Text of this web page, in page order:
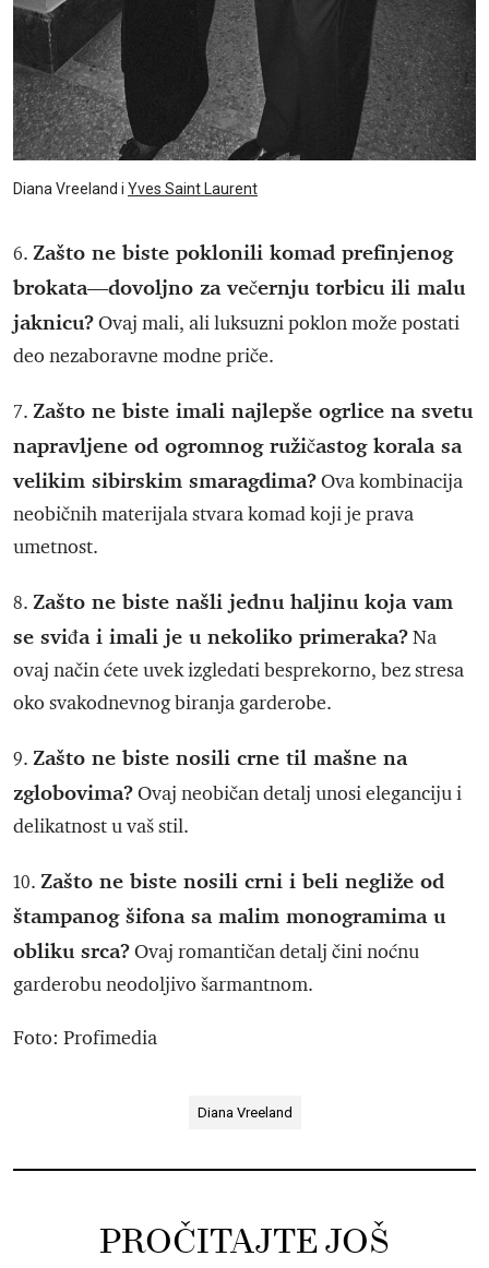
Diana Vreeland i Yves Saint Laurent
6. Zašto ne biste poklonili komad prefinjenog
brokata—dovoljno za večernju torbicu ili malu
jaknicu?Ovaj mali, ali luksuzni poklon može postati
deo nezaboravne modne priče.
7. Zašto ne biste imali najlepše ogrlice na svetu
napravljene od ogromnog ružičastog korala sa
velikim sibirskim smaragdima?Ova kombinacija
neobičnih materijala stvara komad koji je prava
umetnost.
8. Zašto ne biste našli jednu haljinu koja vam
se sviđa i imali je u nekoliko primeraka?Na
ovaj način ćete uvek izgledati besprekorno, bez stresa
oko svakodnevnog biranja garderobe.
9. Zašto ne biste nosili crne til mašne na
zglobovima?Ovaj neobičan detalj unosi eleganciju i
delikatnost u vaš stil.
10. Zašto ne biste nosili crni i beli negliže od
štampanog šifona sa malim monogramima u
obliku srca?Ovaj romantičan detalj čini noćnu
garderobu neodoljivo šarmantnom.
Foto: Profimedia
Diana Vreeland
PROČITAJTE JOŠ